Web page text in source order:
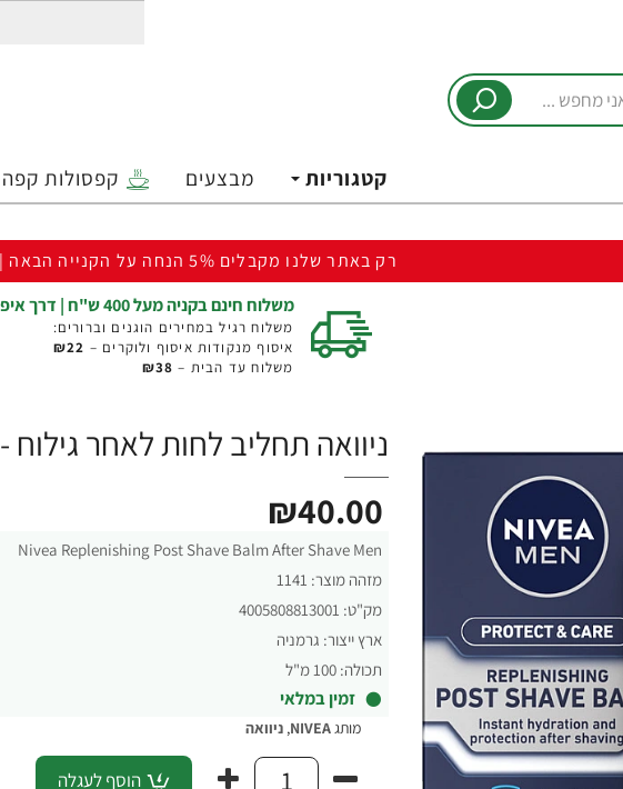
קטגוריות מבצעים קפסולות קפה
רק באתר שלנו מקבלים 5% הנחה על הקנייה הבאה |
משלוח חינם בקניה מעל 400 ש"ח | דרך איפוסט עד 5 ק"ג
משלוח רגיל במחירים הוגנים וברורים:
איסוף מנקודות איסוף ולוקרים – ₪22
משלוח עד הבית – ₪38
ניוואה תחליב לחות לאחר גילוח - 100 מ''ל - מבית NIVEA
Nivea Replenishing Post Shave Balm After Shave Men
מזהה מוצר: 1141
מק"ט: 4005808813001
ארץ ייצור: גרמניה
תכולה: 100 מ"ל
זמין במלאי
₪40.00
מותגNIVEA
, ניוואה
הוסף לעגלה